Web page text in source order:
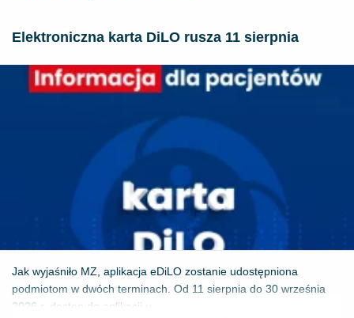
Elektroniczna karta DiLO rusza 11 sierpnia
Jak wyjaśniło MZ, aplikacja eDiLO zostanie udostępniona
podmiotom w dwóch terminach. Od 11 sierpnia do 30 września
2026 r. dostęp do aplikacji u...